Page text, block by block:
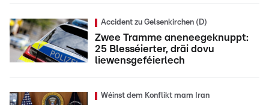
Accident zu Gelsenkirchen (D)
Zwee Tramme aneneegeknuppt:
25 Blesséierter, dräi dovu
liewensgeféierlech
Wéinst dem Konflikt mam Iran